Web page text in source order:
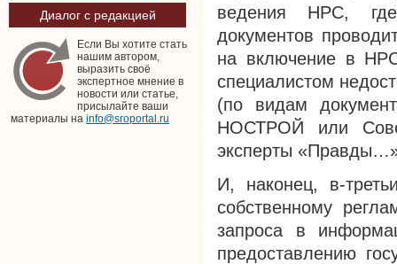
Диалог с редакцией
Если Вы хотите стать
нашим автором,
выразить своё
экспертное мнение в
новости или статье,
присылайте ваши
материалы на info@sroportal.ru
ведения НРС, где
документов
на включение в
специалистом
(по видам
НОСТРОЙ или
эксперты
И, наконец, в-
собственному
запроса в
предоставлению